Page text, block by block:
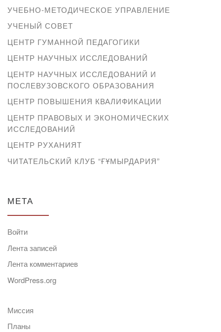
УЧЕБНО-МЕТОДИЧЕСКОЕ УПРАВЛЕНИЕ
УЧЕНЫЙ СОВЕТ
ЦЕНТР ГУМАННОЙ ПЕДАГОГИКИ
ЦЕНТР НАУЧНЫХ ИССЛЕДОВАНИЙ
ЦЕНТР НАУЧНЫХ ИССЛЕДОВАНИЙ И
ПОСЛЕВУЗОВСКОГО ОБРАЗОВАНИЯ
ЦЕНТР ПОВЫШЕНИЯ КВАЛИФИКАЦИИ
ЦЕНТР ПРАВОВЫХ И ЭКОНОМИЧЕСКИХ
ИССЛЕДОВАНИЙ
ЦЕНТР РУХАНИЯТ
ЧИТАТЕЛЬСКИЙ КЛУБ “ҒҰМЫРДАРИЯ”
МЕТА
Войти
Лента записей
Лента комментариев
WordPress.org
Миссия
Планы